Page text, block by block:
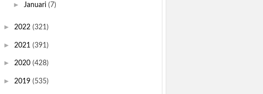
► Januari (7)
► 2022 (321)
► 2021 (391)
► 2020 (428)
► 2019 (535)